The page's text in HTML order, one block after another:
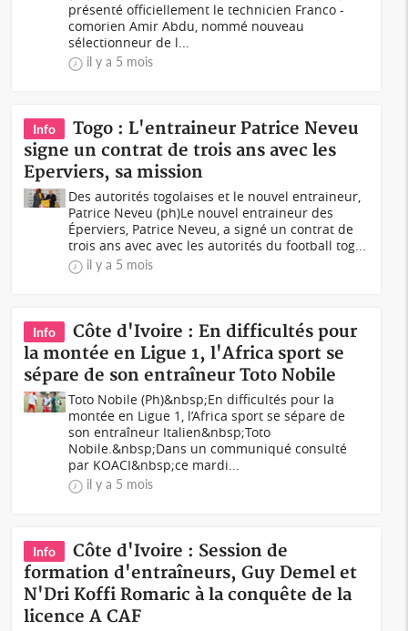
présenté officiellement le technicien Franco -
comorien Amir Abdu, nommé nouveau
sélectionneur de l...
il y a 5 mois
Info
Togo : L'entraineur Patrice Neveu
signe un contrat de trois ans avec les
Eperviers, sa mission
Des autorités togolaises et le nouvel entraineur,
Patrice Neveu (ph)Le nouvel entraineur des
Éperviers, Patrice Neveu, a signé un contrat de
trois ans avec avec les autorités du football tog...
il y a 5 mois
Info
Côte d'Ivoire : En difficultés pour
la montée en Ligue 1, l'Africa sport se
sépare de son entraîneur Toto Nobile
Toto Nobile (Ph)&nbsp;En difficultés pour la
montée en Ligue 1, l’Africa sport se sépare de
son entraîneur Italien&nbsp;Toto
Nobile.&nbsp;Dans un communiqué consulté
par KOACI&nbsp;ce mardi...
il y a 5 mois
Info
Côte d'Ivoire : Session de
formation d'entraîneurs, Guy Demel et
N'Dri Koffi Romaric à la conquête de la
licence A CAF